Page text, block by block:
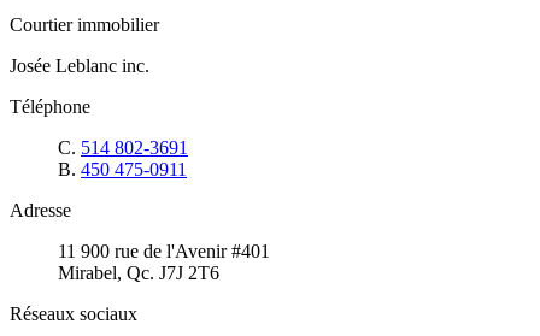
Courtier immobilier
Josée Leblanc inc.
Téléphone
C. 514 802-3691
B. 450 475-0911
Adresse
11 900 rue de l'Avenir #401
Mirabel, Qc. J7J 2T6
Réseaux sociaux